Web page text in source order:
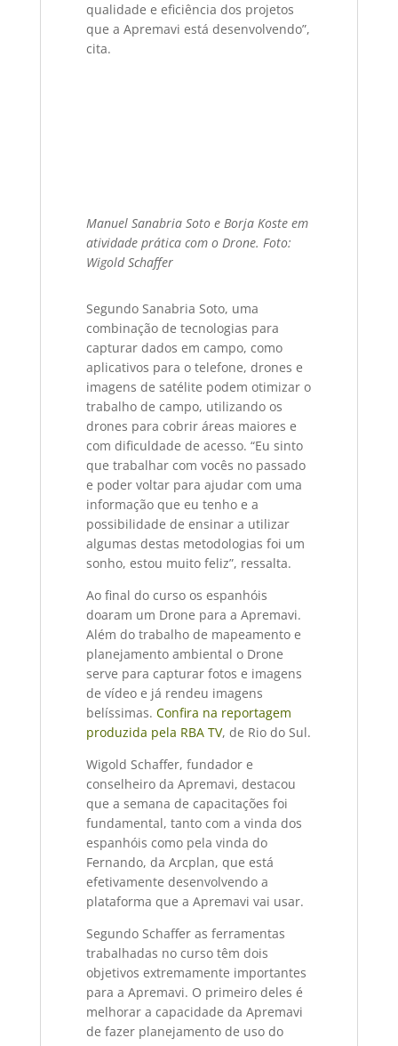
qualidade e eficiência dos projetos
que a Apremavi está desenvolvendo”,
cita.
Manuel Sanabria Soto e Borja Koste em
atividade prática com o Drone. Foto:
Wigold Schaffer
Segundo Sanabria Soto, uma
combinação de tecnologias para
capturar dados em campo, como
aplicativos para o telefone, drones e
imagens de satélite podem otimizar o
trabalho de campo, utilizando os
drones para cobrir áreas maiores e
com dificuldade de acesso. “Eu sinto
que trabalhar com vocês no passado
e poder voltar para ajudar com uma
informação que eu tenho e a
possibilidade de ensinar a utilizar
algumas destas metodologias foi um
sonho, estou muito feliz”, ressalta.
Ao final do curso os espanhóis
doaram um Drone para a Apremavi.
Além do trabalho de mapeamento e
planejamento ambiental o Drone
serve para capturar fotos e imagens
de vídeo e já rendeu imagens
belíssimas. Confira na reportagem
produzida pela RBA TV, de Rio do Sul.
Wigold Schaffer, fundador e
conselheiro da Apremavi, destacou
que a semana de capacitações foi
fundamental, tanto com a vinda dos
espanhóis como pela vinda do
Fernando, da Arcplan, que está
efetivamente desenvolvendo a
plataforma que a Apremavi vai usar.
Segundo Schaffer as ferramentas
trabalhadas no curso têm dois
objetivos extremamente importantes
para a Apremavi. O primeiro deles é
melhorar a capacidade da Apremavi
de fazer planejamento de uso do